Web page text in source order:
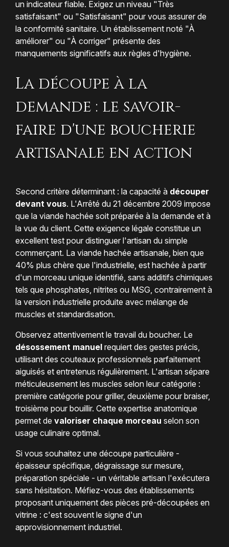
un indicateur fiable. Exigez un niveau "Très
satisfaisant" ou "Satisfaisant" pour vous assurer de
la conformité sanitaire. Un établissement noté "À
améliorer" ou "À corriger" présente des
manquements significatifs aux règles d'hygiène.
La découpe à la
demande : le savoir-
faire d'une boucherie
artisanale en action
Second critère déterminant : la capacité à découper
devant vous. L'Arrêté du 21 décembre 2009 impose
que la viande hachée soit préparée à la demande et à
la vue du client. Cette exigence légale constitue un
excellent test pour distinguer l'artisan du simple
commerçant. La viande hachée artisanale, bien que
40% plus chère que l'industrielle, est hachée à partir
d'un morceau unique identifié, sans additifs chimiques
tels que phosphates, nitrites ou MSG, contrairement à
la version industrielle produite avec mélange de
muscles et standardisation.
Observez attentivement le travail du boucher. Le
désossement manuelrequiert des gestes précis,
utilisant des couteaux professionnels parfaitement
aiguisés et entretenus régulièrement. L'artisan sépare
méticuleusement les muscles selon leur catégorie :
première catégorie pour griller, deuxième pour braiser,
troisième pour bouillir. Cette expertise anatomique
permet de valoriser chaque morceau selon son
usage culinaire optimal.
Si vous souhaitez une découpe particulière -
épaisseur spécifique, dégraissage sur mesure,
préparation spéciale - un véritable artisan l'exécutera
sans hésitation. Méfiez-vous des établissements
proposant uniquement des pièces pré-découpées en
vitrine : c'est souvent le signe d'un
approvisionnement industriel.